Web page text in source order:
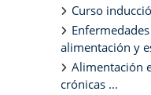
Curso
alimentación y
Alimentación
crónicas ...